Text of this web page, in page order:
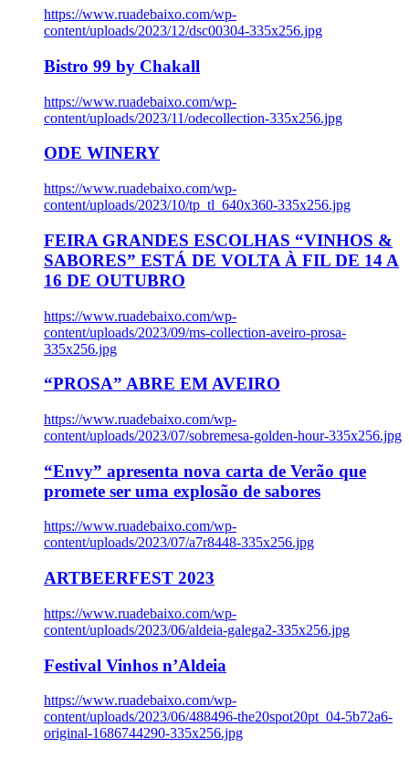
https://www.ruadebaixo.com/wp-
content/uploads/2023/12/dsc00304-335x256.jpg
Bistro 99 by Chakall
https://www.ruadebaixo.com/wp-
content/uploads/2023/11/odecollection-335x256.jpg
ODE WINERY
https://www.ruadebaixo.com/wp-
content/uploads/2023/10/tp_tl_640x360-335x256.jpg
FEIRA GRANDES ESCOLHAS “VINHOS &
SABORES” ESTÁ DE VOLTA À FIL DE 14 A
16 DE OUTUBRO
https://www.ruadebaixo.com/wp-
content/uploads/2023/09/ms-collection-aveiro-prosa-
335x256.jpg
“PROSA” ABRE EM AVEIRO
https://www.ruadebaixo.com/wp-
content/uploads/2023/07/sobremesa-golden-hour-335x256.jpg
“Envy” apresenta nova carta de Verão que
promete ser uma explosão de sabores
https://www.ruadebaixo.com/wp-
content/uploads/2023/07/a7r8448-335x256.jpg
ARTBEERFEST 2023
https://www.ruadebaixo.com/wp-
content/uploads/2023/06/aldeia-galega2-335x256.jpg
Festival Vinhos n’Aldeia
https://www.ruadebaixo.com/wp-
content/uploads/2023/06/488496-the20spot20pt_04-5b72a6-
original-1686744290-335x256.jpg